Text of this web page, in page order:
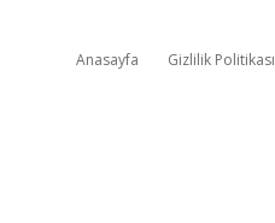
Anasayfa Gizlilik Politikası